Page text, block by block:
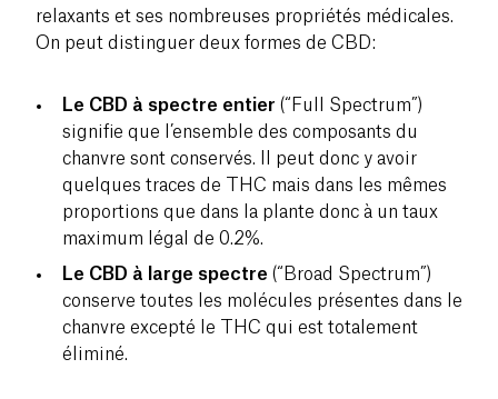
relaxants et ses nombreuses propriétés médicales.
On peut distinguer deux formes de CBD:
Le CBD à spectre entier (“Full Spectrum”)
signifie que l’ensemble des composants du
chanvre sont conservés. Il peut donc y avoir
quelques traces de THC mais dans les mêmes
proportions que dans la plante donc à un taux
maximum légal de 0.2%.
Le CBD à large spectre (“Broad Spectrum”)
conserve toutes les molécules présentes dans le
chanvre excepté le THC qui est totalement
éliminé.